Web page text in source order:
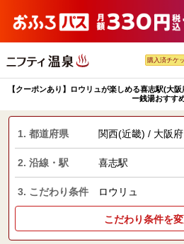
購入済チケ
【クーポンあり】ロウリュが楽しめる喜志駅(大
ー銭湯おすす
1. 都道府県 関西(近畿) / 大阪府
2. 沿線・駅 喜志駅
3. こだわり条件 ロウリュ
こだわり条件を